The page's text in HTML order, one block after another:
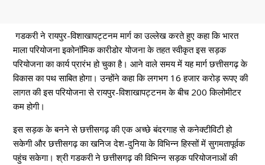
गडकरी ने रायपुर-विशाखापट्टनम मार्ग का उल्लेख करते हुए कहा कि भारत
माला परियोजना इकोनॉमिक कारीडोर योजना के तहत स्वीकृत इस सड़क
परियोजना का कार्य प्रारंभ हो चुका है। आने वाले समय में यह मार्ग छत्तीसगढ़ के
विकास का पथ साबित होगा। उन्होंने कहा कि लगभग 16 हजार करोड़ रूपए की
लागत की इस परियोजना से रायपुर-विशाखापट्टनम के बीच 200 किलोमीटर
कम होगी।
इस सड़क के बनने से छत्तीसगढ़ की एक अच्छे बंदरगाह से कनेक्टीविटी हो
सकेगी और छत्तीसगढ़ का खनिज देश-दुनिया के विभिन्न हिस्सों में सुगमतापूर्वक
पहुंच सकेगा। श्री गडकरी ने छत्तीसगढ़ की विभिन्न सड़क परियोजनाओं की